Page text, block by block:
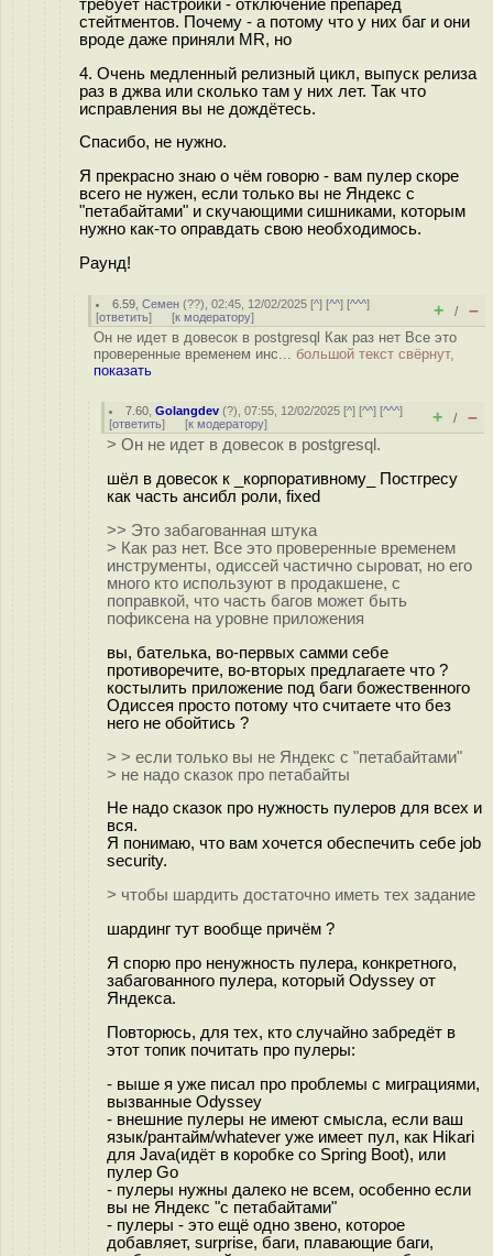
требует настройки - отключение препаред
стейтментов. Почему - а потому что у них баг и они
вроде даже приняли MR, но
4. Очень медленный релизный цикл, выпуск релиза
раз в джва или сколько там у них лет. Так что
исправления вы не дождётесь.
Спасибо, не нужно.
Я прекрасно знаю о чём говорю - вам пулер скоре
всего не нужен, если только вы не Яндекс с
"петабайтами" и скучающими сишниками, которым
нужно как-то оправдать свою необходимось.
Раунд!
6.59 ,Семен (??), 02:45, 12/02/2025 [^] [^^] [^^^]
[ответить] [к модератору] + / –
Он не идет в довесок в postgresql Как раз нет Все это
проверенные временем инс... большой текст свёрнут,
показать
7.60 ,Golangdev (?), 07:55, 12/02/2025 [^] [^^] [^^^]
[ответить] [к модератору] + / –
> Он не идет в довесок в postgresql.
шёл в довесок к _корпоративному_ Постгресу
как часть ансибл роли, fixed
>> Это забагованная штука
> Как раз нет. Все это проверенные временем
инструменты, одиссей частично сыроват, но его
много кто используют в продакшене, с
поправкой, что часть багов может быть
пофиксена на уровне приложения
вы, бателька, во-первых самми себе
противоречите, во-вторых предлагаете что ?
костылить приложение под баги божественного
Одиссея просто потому что считаете что без
него не обойтись ?
> > если только вы не Яндекс с "петабайтами"
> не надо сказок про петабайты
Не надо сказок про нужность пулеров для всех и
вся.
Я понимаю, что вам хочется обеспечить себе job
security.
> чтобы шардить достаточно иметь тех задание
шардинг тут вообще причём ?
Я спорю про ненужность пулера, конкретного,
забагованного пулера, который Odyssey от
Яндекса.
Повторюсь, для тех, кто случайно забредёт в
этот топик почитать про пулеры:
- выше я уже писал про проблемы с миграциями,
вызванные Odyssey
- внешние пулеры не имеют смысла, если ваш
язык/рантайм/whatever уже имеет пул, как Hikari
для Java(идёт в коробке со Spring Boot), или
пулер Go
- пулеры нужны далеко не всем, особенно если
вы не Яндекс "с петабайтами"
- пулеры - это ещё одно звено, которое
добавляет, surprise, баги, плавающие баги,